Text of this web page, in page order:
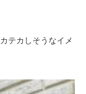
テカしそうなイメ